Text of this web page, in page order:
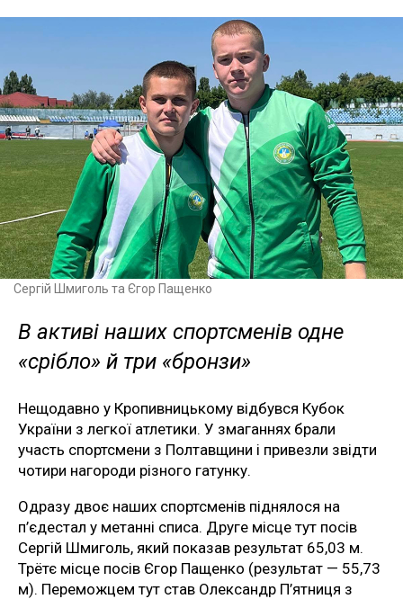
Сергій Шмиголь та Єгор Пащенко
В активі наших спортсменів одне
«срібло» й три «бронзи»
Нещодавно у Кропивницькому відбувся Кубок
України з легкої атлетики. У змаганнях брали
участь спортсмени з Полтавщини і привезли звідти
чотири нагороди різного гатунку.
Одразу двоє наших спортсменів піднялося на
п’єдестал у метанні списа. Друге місце тут посів
Сергій Шмиголь, який показав результат 65,03 м.
Трётє місце посів Єгор Пащенко (результат — 55,73
м). Переможцем тут став Олександр П’ятниця з